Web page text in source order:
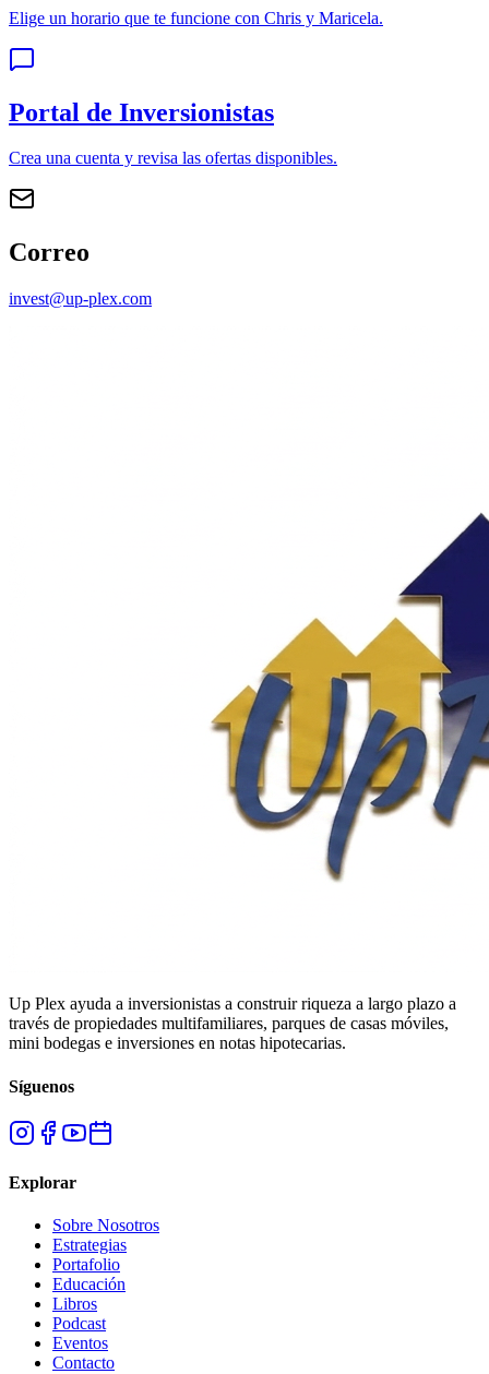
Elige un horario que te funcione con Chris y Maricela.
Portal de Inversionistas
Crea una cuenta y revisa las ofertas disponibles.
Correo
invest@up-plex.com
Up Plex ayuda a inversionistas a construir riqueza a largo plazo a
través de propiedades multifamiliares, parques de casas móviles,
mini bodegas e inversiones en notas hipotecarias.
Síguenos
Explorar
Sobre Nosotros
Estrategias
Portafolio
Educación
Libros
Podcast
Eventos
Contacto